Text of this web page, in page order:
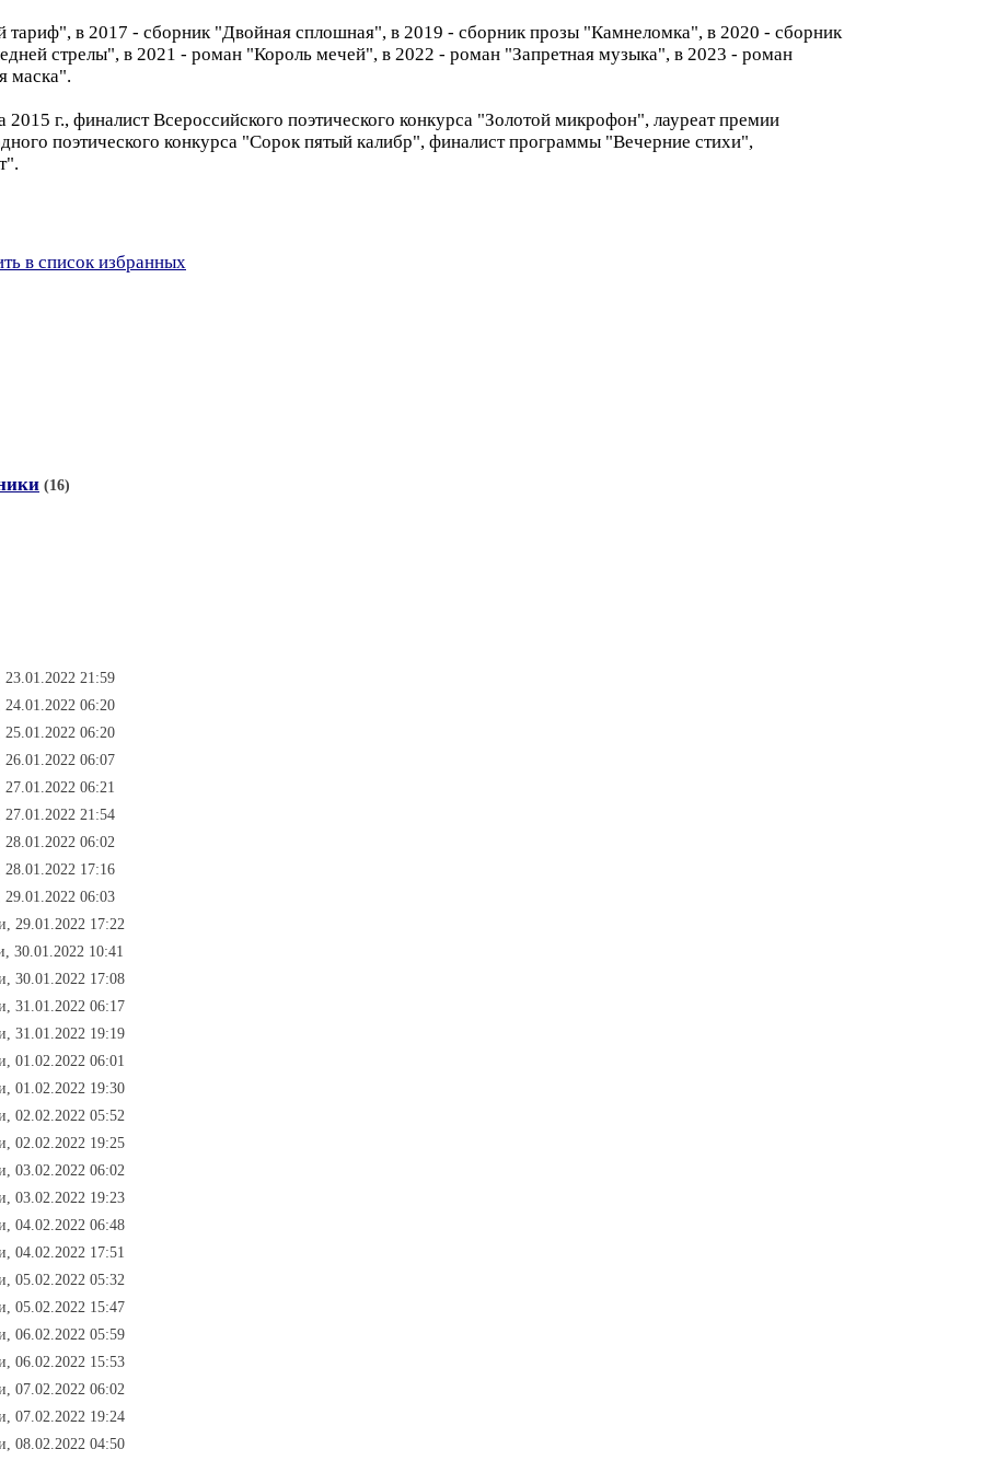
в 2017 - сборник "Двойная сплошная", в 2019 - сборник прозы "Камнеломка", в 2020 - сборник
стрелы", в 2021 - роман "Король мечей", в 2022 - роман "Запретная музыка", в 2023 - роман
маска".
г., финалист Всероссийского поэтического конкурса "Золотой микрофон", лауреат премии
поэтического конкурса "Сорок пятый калибр", финалист программы "Вечерние стихи",
в список избранных
(16)
23.01.2022 21:59
24.01.2022 06:20
25.01.2022 06:20
26.01.2022 06:07
06:21
27.01.2022 21:54
28.01.2022 06:02
28.01.2022 17:16
29.01.2022 06:03
29.01.2022 17:22
30.01.2022 10:41
30.01.2022 17:08
31.01.2022 06:17
31.01.2022 19:19
01.02.2022 06:01
01.02.2022 19:30
02.02.2022 05:52
02.02.2022 19:25
03.02.2022 06:02
03.02.2022 19:23
04.02.2022 06:48
04.02.2022 17:51
05.02.2022 05:32
05.02.2022 15:47
06.02.2022 05:59
06.02.2022 15:53
07.02.2022 06:02
07.02.2022 19:24
08.02.2022 04:50